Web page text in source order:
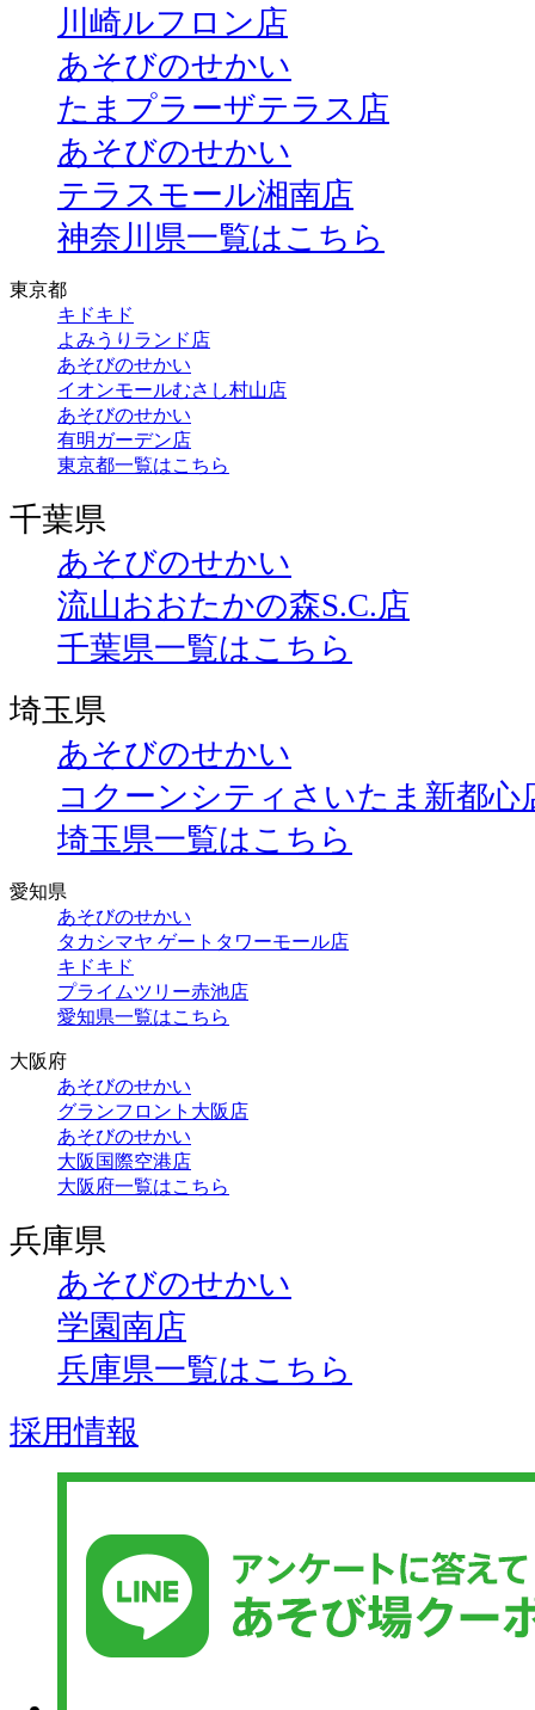
川崎ルフロン店
あそびのせかい
たまプラーザテラス店
あそびのせかい
テラスモール湘南店
神奈川県一覧はこちら
東京都
キドキド
よみうりランド店
あそびのせかい
イオンモールむさし村山店
あそびのせかい
有明ガーデン店
東京都一覧はこちら
千葉県
あそびのせかい
流山おおたかの森S.C.店
千葉県一覧はこちら
埼玉県
あそびのせかい
コクーンシティさいたま新都心
埼玉県一覧はこちら
愛知県
あそびのせかい
タカシマヤ ゲートタワーモール店
キドキド
プライムツリー赤池店
愛知県一覧はこちら
大阪府
あそびのせかい
グランフロント大阪店
あそびのせかい
大阪国際空港店
大阪府一覧はこちら
兵庫県
あそびのせかい
学園南店
兵庫県一覧はこちら
採用情報